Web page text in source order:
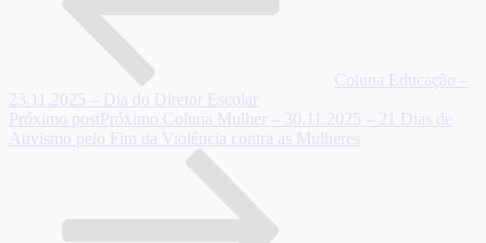
Coluna Educação –
23.11.2025 – Dia do Diretor Escolar
Próximo post Próximo Coluna Mulher – 30.11.2025 – 21 Dias de
Ativismo pelo Fim da Violência contra as Mulheres